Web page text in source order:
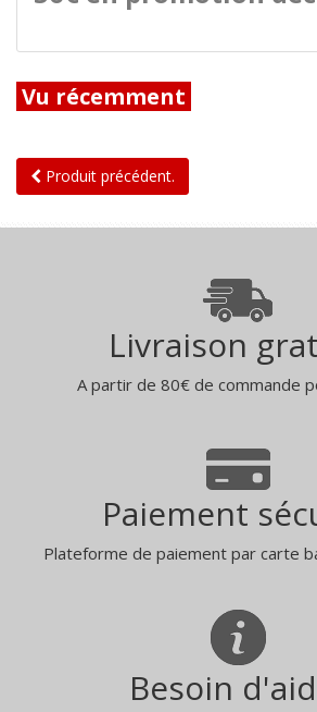
Vu récemment
Produit précédent.
Livraison
A partir de 80€ de commande
Paiement
Plateforme de paiement par carte
Besoin